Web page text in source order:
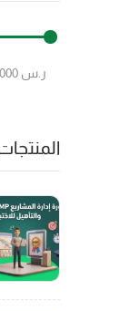
4.000 ر.س